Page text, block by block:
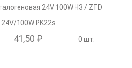
24V 100W H3 / ZTD
24V/100W PK22s
41,50 ₽ 0 шт.